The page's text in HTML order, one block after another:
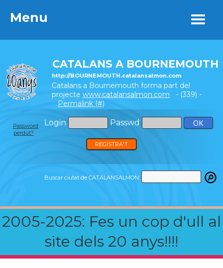
Menu
CATALANS A BOURNEMOUTH
http://BOURNEMOUTH.catalansalmon.com
Catalans a Bournemouth forma part del
projecte www.catalansalmon.com - (339) -
Permalink (#)
Login Passwd
Password
perdut?
REGISTRA'T
Buscar ciutat de CATALANSALMON:
2005-2025: Fes un cop d'ull al
site dels 20 anys!!!!
Menu